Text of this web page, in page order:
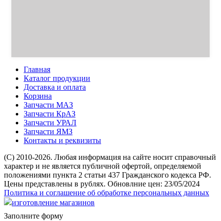
Главная
Каталог продукции
Доставка и оплата
Корзина
Запчасти МАЗ
Запчасти КрАЗ
Запчасти УРАЛ
Запчасти ЯМЗ
Контакты и реквизиты
(C) 2010-2026. Любая информация на сайте носит справочный
характер и не является публичной офертой, определяемой
положениями пункта 2 статьи 437 Гражданского кодекса РФ.
Цены представлены в рублях. Обновлние цен: 23/05/2024
Политика и соглашение об обработке персональных данных
изготовление магазинов
Заполните форму